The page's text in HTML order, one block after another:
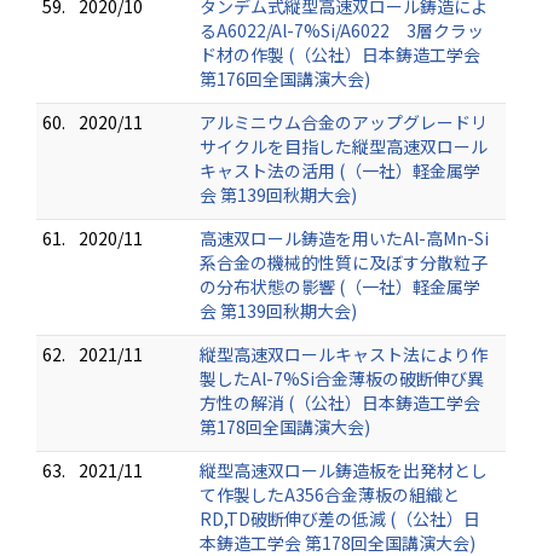
59. 2020/10
タンデム式縦型高速双ロール鋳造によ
るA6022/Al-7%Si/A6022 3層クラッ
ド材の作製 (（公社）日本鋳造工学会
第176回全国講演大会)
60.
2020/11
アルミニウム合金のアップグレードリ
サイクルを目指した縦型高速双ロール
キャスト法の活用 (（一社）軽金属学
会 第139回秋期大会)
61.
2020/11
高速双ロール鋳造を用いたAl-高Mn-Si
系合金の機械的性質に及ぼす分散粒子
の分布状態の影響 (（一社）軽金属学
会 第139回秋期大会)
62.
2021/11
縦型高速双ロールキャスト法により作
製したAl-7%Si合金薄板の破断伸び異
方性の解消 (（公社）日本鋳造工学会
第178回全国講演大会)
63.
2021/11
縦型高速双ロール鋳造板を出発材とし
て作製したA356合金薄板の組織と
RD,TD破断伸び差の低減 (（公社）日
本鋳造工学会 第178回全国講演大会)